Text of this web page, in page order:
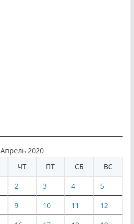
Апрель 2020
ЧТ ПТ СБ ВС
2 3 4 5
9 10 11 12